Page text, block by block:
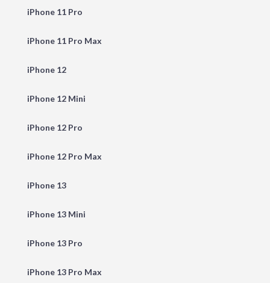
iPhone 11 Pro
iPhone 11 Pro Max
iPhone 12
iPhone 12 Mini
iPhone 12 Pro
iPhone 12 Pro Max
iPhone 13
iPhone 13 Mini
iPhone 13 Pro
iPhone 13 Pro Max